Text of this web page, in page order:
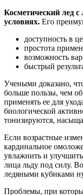
Косметический лед
условиях. Его
доступность в
простота
возможность
быстрый
Учеными доказано,
больше пользы, чем
применять ее для
биологической
тонизируются,
Если возрастные
кардинальное
увлажнить и
лица льду под силу.
ледяными кубиками
Проблемы, при